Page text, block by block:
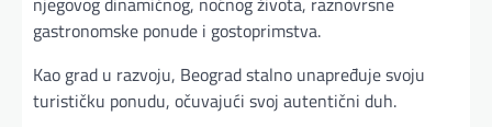
gastronomske ponude i gostoprimstva.
Kao grad u razvoju, Beograd stalno unapređuje svoju
turističku ponudu, očuvajući svoj autentični duh.